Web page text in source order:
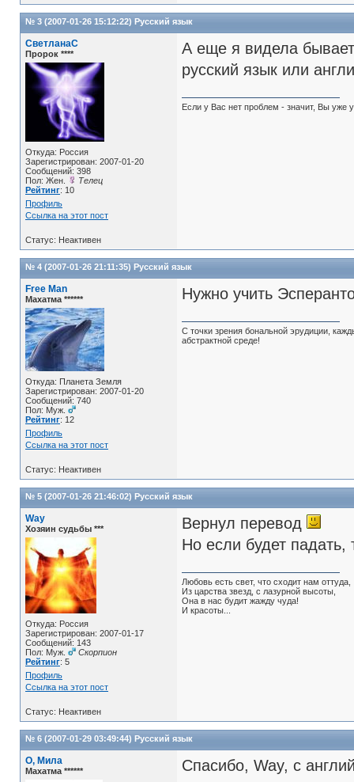
№ 3 (2007-01-26 15:12:22) Русский язык
СветланаС
Пророк ****
Откуда: Россия
Зарегистрирован: 2007-01-20
Сообщений: 398
Пол: Жен.
Телец
Рейтинг: 10
Профиль
Ссылка на этот пост
А еще я видела
русский язык или
Если у Вас нет проблем - значит, Вы уже
Статус: Неактивен
№ 4 (2007-01-26 21:11:35) Русский язык
Free Man
Махатма ******
Откуда: Планета Земля
Зарегистрирован: 2007-01-20
Сообщений: 740
Пол: Муж.
Рейтинг: 12
Профиль
Ссылка на этот пост
Нужно учить
С точки зрения бональной эрудиции,
абстрактной среде!
Статус: Неактивен
№ 5 (2007-01-26 21:46:02) Русский язык
Way
Хозяин судьбы ***
Откуда: Россия
Зарегистрирован: 2007-01-17
Сообщений: 143
Пол: Муж.
Скорпион
Рейтинг: 5
Профиль
Ссылка на этот пост
Вернул перевод
Но если будет падать,
Любовь есть свет, что сходит нам оттуда,
Из царства звезд, с лазурной высоты,
Она в нас будит жажду чуда!
И красоты...
Статус: Неактивен
№ 6 (2007-01-29 03:49:44) Русский язык
О, Мила
Махатма ****** Спасибо, Way, с